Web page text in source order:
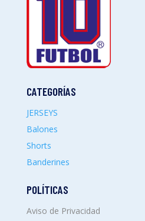
CATEGORÍAS
JERSEYS
Balones
Shorts
Banderines
POLÍTICAS
Aviso de Privacidad